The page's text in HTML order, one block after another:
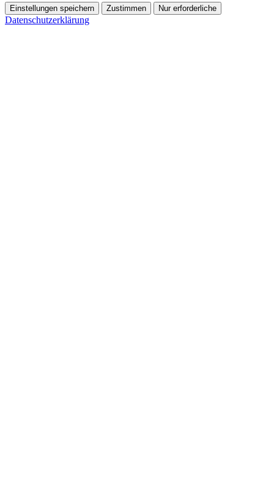
Einstellungen speichern Zustimmen Nur erforderliche
Datenschutzerklärung